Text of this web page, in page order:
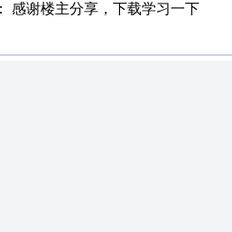
感谢楼主分享，下载学习一下